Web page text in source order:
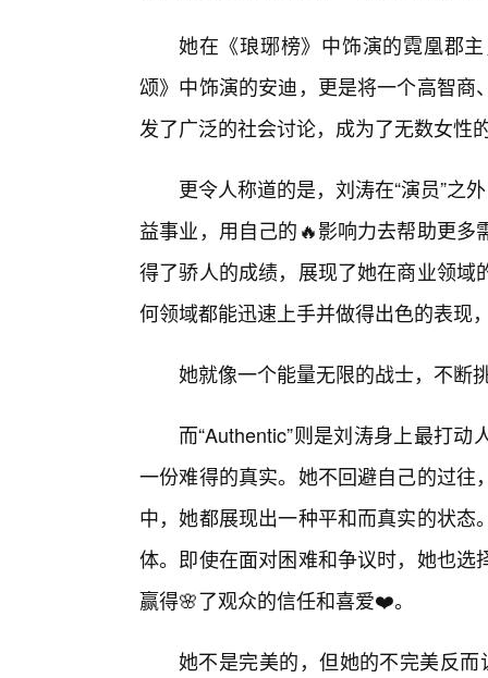
她在《琅琊榜》中饰演的霓凰郡
颂》中饰演的安迪，更是将一个高智
发了广泛的社会讨论，成为了无数女性
更令人称道的是，刘涛在“演员”之
益事业，用自己的🔥影响力去帮助更
得了骄人的成绩，展现了她在商业领
何领域都能迅速上手并做得出色的表现
她就像一个能量无限的战士，不断
而“Authentic”则是刘涛身上最打
一份难得的真实。她不回避自己的过
中，她都展现出一种平和而真实的状
体。即使在面对困难和争议时，她也
赢得🌸了观众的信任和喜爱❤️。
她不是完美的，但她的不完美反